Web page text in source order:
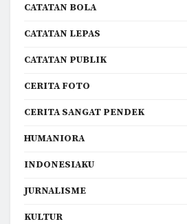
CATATAN BOLA
CATATAN LEPAS
CATATAN PUBLIK
CERITA FOTO
CERITA SANGAT PENDEK
HUMANIORA
INDONESIAKU
JURNALISME
KULTUR